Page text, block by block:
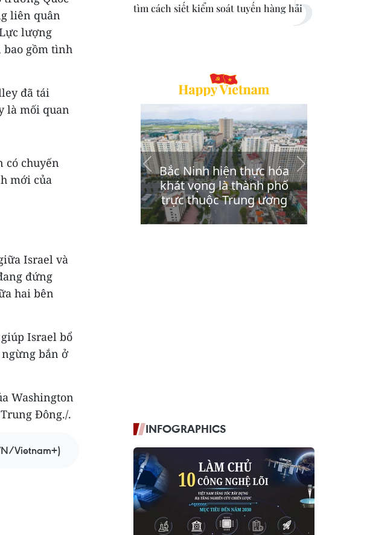
liên quân
lượng
bao gồm tình
đã tái
là mối quan
có chuyến
mới của
Israel và
đứng
hai bên
Israel bổ
bắn ở
Washington
Đông./.
Vietnam+)
tìm cách siết kiểm soát tuyến hàng hải
INFOGRAPHICS